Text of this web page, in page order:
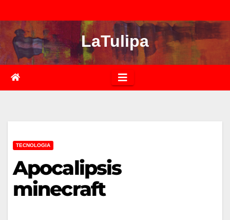
al
contenido
LaTulipa
TECNOLOGIA
Apocalipsis
minecraft